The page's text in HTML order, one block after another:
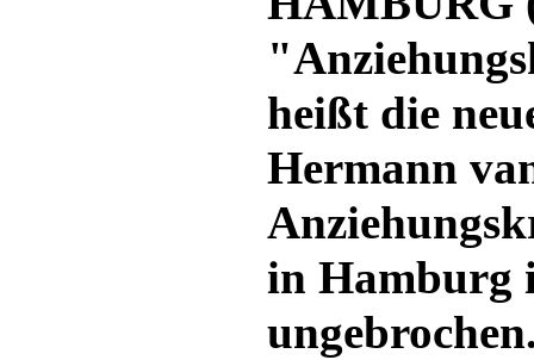
heißt die
Hermann
in Hamburg